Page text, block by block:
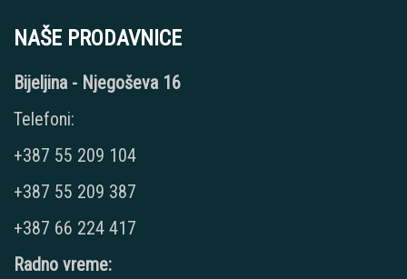
NAŠE PRODAVNICE
Bijeljina - Njegoševa 16
Telefoni:
+387 55 209 104
+387 55 209 387
+387 66 224 417
Radno vreme: